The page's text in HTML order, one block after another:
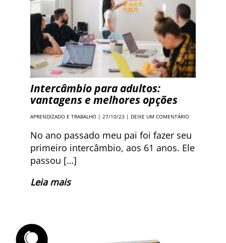
Intercâmbio para adultos:
vantagens e melhores opções
APRENDIZADO E TRABALHO | 27/10/23 | DEIXE UM COMENTÁRIO
No ano passado meu pai foi fazer seu
primeiro intercâmbio, aos 61 anos. Ele
passou […]
Leia mais